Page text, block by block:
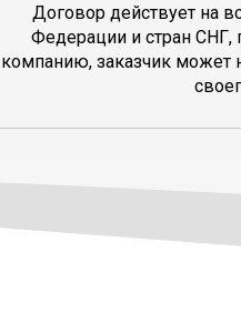
Договор действует на
Федерации и стран СНГ,
компанию, заказчик может